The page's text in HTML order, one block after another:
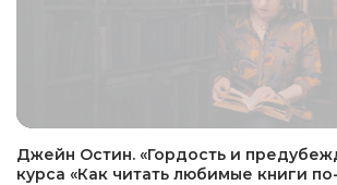
Джейн Остин. «Гордость и
курса «Как читать любимые книги